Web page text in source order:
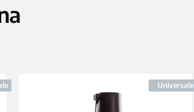
Universale